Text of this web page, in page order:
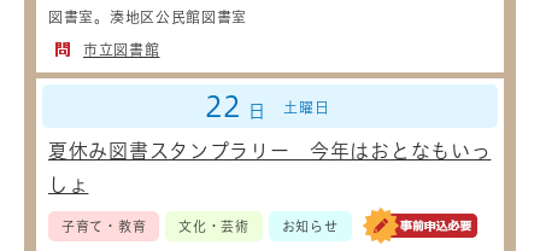
図書室。湊地区公民館図書室
市立図書館
22 日 土曜日
夏休み図書スタンプラリー 今年はおとなもいっ
しょ
子育て・教育 文化・芸術 お知らせ